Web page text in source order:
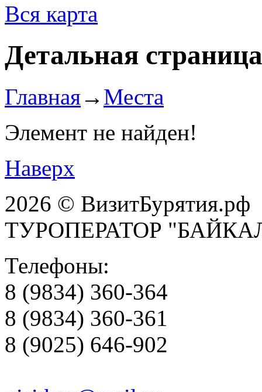
Вся карта
Детальная страница
Главная→ Места
Элемент не найден!
Наверх
2026 © ВизитБурятия.рф
ТУРОПЕРАТОР
Телефоны:
8 (9834) 360-364
8 (9834) 360-361
8 (9025) 646-902